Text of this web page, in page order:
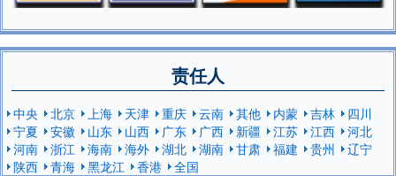
责任人
中央 北京 上海 天津 重庆 云南 其他 内蒙 吉林
四川
宁夏
安徽 山东 山西 广东 广西 新疆 江苏 江西
河北
河南
浙江 海南 海外 湖北 湖南 甘肃 福建 贵州
辽宁
陕西
青海 黑龙江 香港 全国